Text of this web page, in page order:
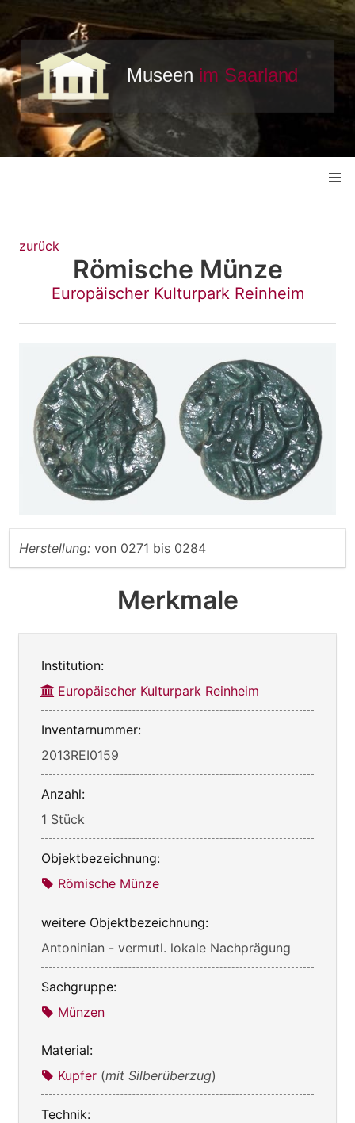
zurück
Römische Münze
Europäischer Kulturpark Reinheim
Herstellung: von 0271 bis 0284
Merkmale
Institution:
Europäischer Kulturpark Reinheim
Inventarnummer:
2013REI0159
Anzahl:
1 Stück
Objektbezeichnung:
Römische Münze
weitere Objektbezeichnung:
Antoninian - vermutl. lokale Nachprägung
Sachgruppe:
Münzen
Material:
Kupfer (mit Silberüberzug)
Technik: